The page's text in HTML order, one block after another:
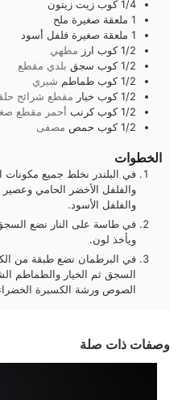
1/4 كوب زيت زيتون
1 ملعقة صغيرة ملح
1 ملعقة صغيرة فلفل أسود
1/2 كوب ارز مطهي
1/2 كوب سجق بلدي مقطع
1/2 كوب طماطم شيري
1/2 كوب خيار مقطع شرائح
1/2 كوب كرنب أحمر مقطع
1/2 كوب حمص مصفى
الخطوات
في البلندر نخلط جميع
والفلفل الأخضر الحامي وعصير
والفلفل الأسود.
في طاسة على النار نضع
ويأخذ لون.
في البرطمان نضع طبقة من
السجق ثم الخيار والطماطم
الصوص ورشة الكسبرة
وصفات ذات صلة